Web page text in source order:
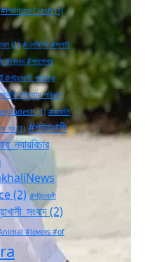
#PoliticalClash(1)
(1) #এনসিপির #জুলাই
#পদ্মগোখরা
#পটুয়াখালী_পদযাত্রা
#সিস্টেম_পরিবর্তন
(1) #ডাকাতি
(1) #পটুয়াখালী
(2) #পটুয়াখালী
(2)
#Animal #lovers #of